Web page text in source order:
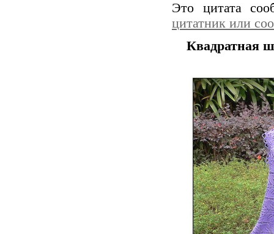
Это цитата
цитатник или
Квадратная